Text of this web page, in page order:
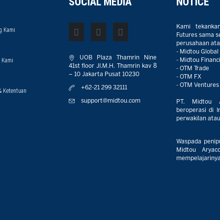
Kami
Ketentuan
UOB Plaza Thamrin Nine
41st floor JI.M.H. Thamrin kav 8
– 10 Jakarta Pusat 10230
+62-21 299 32111
support@midtou.com
Kami
Futures sama
perusahaan
- Midtou Global
- Midtou
- OTM Trade
- OTM FX
- OTM Ventures
PT. Midtou
beroperasi di
perwakilan
Waspada
Midtou